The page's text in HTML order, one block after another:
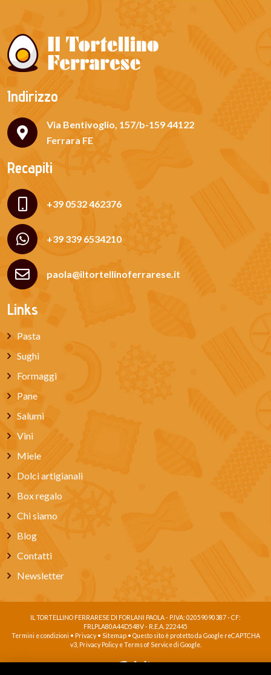
Indirizzo
Via Bentivoglio, 157/b-159 44122
Ferrara FE
Recapiti
+39 0532 462376
+39 339 6534210
paola@iltortellinoferrarese.it
Links
Pasta
Sughi
Formaggi
Pane
Salumi
Vini
Miele
Dolci artigianali
Box regalo
Chi siamo
Blog
Contatti
Newsletter
IL TORTELLINO FERRARESE DI FORLANI PAOLA - P.IVA: 02059090387 - CF:
FRLPLA80A44D548V - R.E.A. 222445
Termini e condizioni • Privacy• Sitemap• Questo sito è protetto da Google reCAPTCHA
v3, Privacy PolicyeTerms of Servicedi Google.